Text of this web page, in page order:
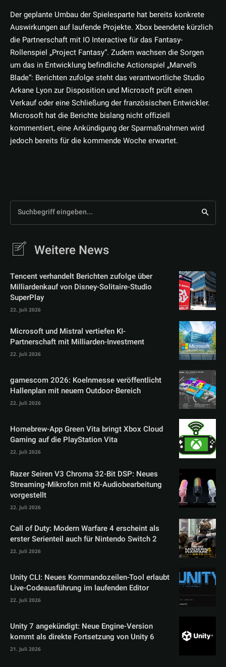
Der geplante Umbau der Spielesparte hat bereits konkrete
Auswirkungen auf laufende Projekte. Xbox beendete kürzlich
die Partnerschaft mit IO Interactive für das Fantasy-
Rollenspiel „Project Fantasy“. Zudem wachsen die Sorgen
um das in Entwicklung befindliche Actionspiel „Marvel’s
Blade“: Berichten zufolge steht das verantwortliche Studio
Arkane Lyon zur Disposition und Microsoft prüft einen
Verkauf oder eine Schließung der französischen Entwickler.
Microsoft hat die Berichte bislang nicht offiziell
kommentiert, eine Ankündigung der Sparmaßnahmen wird
jedoch bereits für die kommende Woche erwartet.
Suchbegriff eingeben...
Weitere News
Tencent verhandelt Berichten zufolge über
Milliardenkauf von Disney-Solitaire-Studio
SuperPlay
22. Juli 2026
Microsoft und Mistral vertiefen KI-
Partnerschaft mit Milliarden-Investment
22. Juli 2026
gamescom 2026: Koelnmesse veröffentlicht
Hallenplan mit neuem Outdoor-Bereich
22. Juli 2026
Homebrew-App Green Vita bringt Xbox Cloud
Gaming auf die PlayStation Vita
22. Juli 2026
Razer Seiren V3 Chroma 32-Bit DSP: Neues
Streaming-Mikrofon mit KI-Audiobearbeitung
vorgestellt
22. Juli 2026
Call of Duty: Modern Warfare 4 erscheint als
erster Serienteil auch für Nintendo Switch 2
22. Juli 2026
Unity CLI: Neues Kommandozeilen-Tool erlaubt
Live-Codeausführung im laufenden Editor
22. Juli 2026
Unity 7 angekündigt: Neue Engine-Version
kommt als direkte Fortsetzung von Unity 6
21. Juli 2026